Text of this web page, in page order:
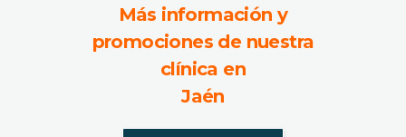
Más información y
promociones de nuestra
clínica en
Jaén